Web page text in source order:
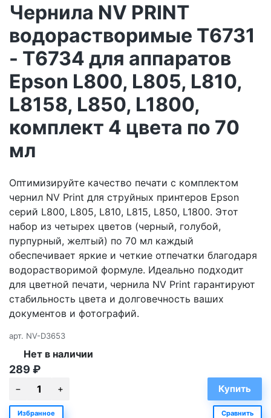
Чернила NV PRINT
водорастворимые T6731
- T6734 для аппаратов
Epson L800, L805, L810,
L8158, L850, L1800,
комплект 4 цвета по 70
мл
Оптимизируйте качество печати с комплектом
чернил NV Print для струйных принтеров Epson
серий L800, L805, L810, L815, L850, L1800. Этот
набор из четырех цветов (черный, голубой,
пурпурный, желтый) по 70 мл каждый
обеспечивает яркие и четкие отпечатки благодаря
водорастворимой формуле. Идеально подходит
для цветной печати, чернила NV Print гарантируют
стабильность цвета и долговечность ваших
документов и фотографий.
арт. NV-D3653
Нет в наличии
289 ₽
Избранное Сравнить